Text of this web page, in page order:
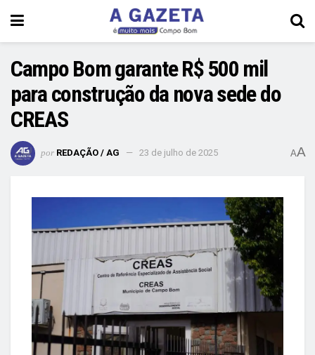
Campo Bom garante R$ 500 mil
para construção da nova sede do
CREAS
por REDAÇÃO / AG 23 de julho de 2025 AA